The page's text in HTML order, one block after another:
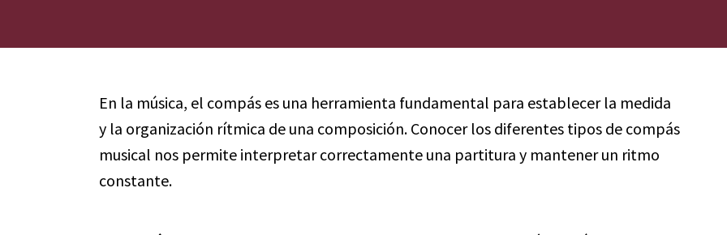
En la música, el compás es una herramienta fundamental para establecer la medida
y la organización rítmica de una composición. Conocer los diferentes tipos de compás
musical nos permite interpretar correctamente una partitura y mantener un ritmo
constante.